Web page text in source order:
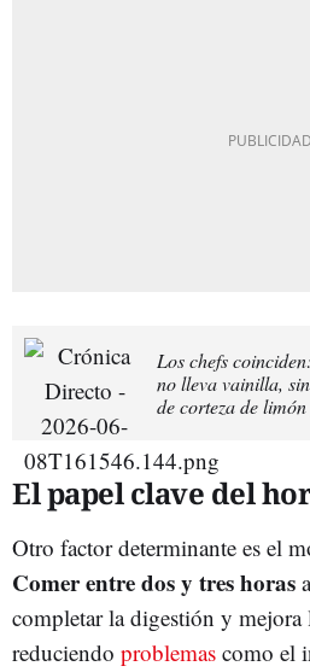
Los chefs
no lleva vainilla,
de corteza de
El papel clave del
Otro factor determinante es el
Comer entre dos y tres horas
completar la digestión y mejora
reduciendo problemas como el